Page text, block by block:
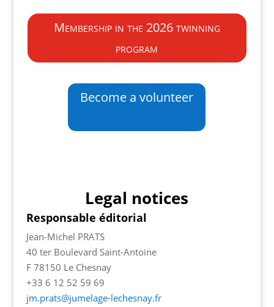
Membership in the 2026 twinning
program
Become a volunteer
Legal notices
Responsable éditorial
Jean-Michel PRATS
40 ter Boulevard Saint-Antoine
F 78150 Le Chesnay
+33 6 12 52 59 69
jm.prats@jumelage-lechesnay.fr